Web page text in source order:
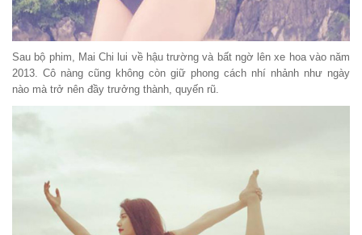
Sau bộ phim, Mai Chi lui về hậu trường và bất ngờ lên xe hoa vào năm
2013. Cô nàng cũng không còn giữ phong cách nhí nhảnh như ngày
nào mà trở nên đầy trưởng thành, quyến rũ.